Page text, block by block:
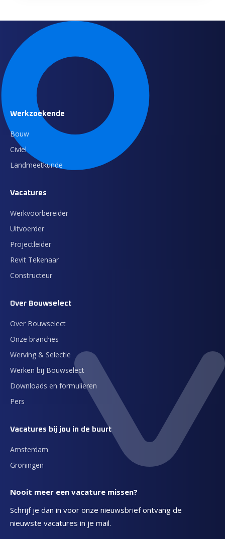
Werkzoekende
Bouw
Civiel
Landmeetkunde
Vacatures
Werkvoorbereider
Uitvoerder
Projectleider
Revit Tekenaar
Constructeur
Over Bouwselect
Over Bouwselect
Onze branches
Werving & Selectie
Werken bij Bouwselect
Downloads en formulieren
Pers
Vacatures bij jou in de buurt
Amsterdam
Groningen
Nooit meer een vacature missen?
Schrijf je dan in voor onze nieuwsbrief ontvang de
nieuwste vacatures in je mail.